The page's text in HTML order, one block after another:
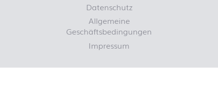
Datenschutz
Allgemeine
Geschäftsbedingungen
Impressum